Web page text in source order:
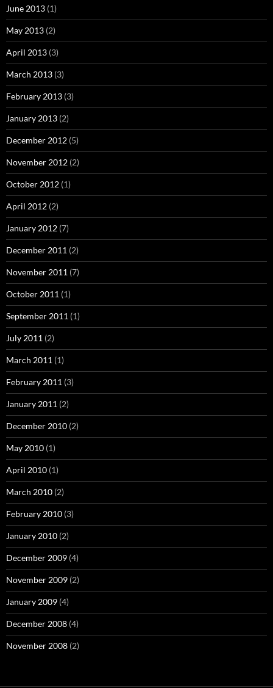
June 2013 (1)
May 2013 (2)
April 2013 (3)
March 2013 (3)
February 2013 (3)
January 2013 (2)
December 2012 (5)
November 2012 (2)
October 2012 (1)
April 2012 (2)
January 2012 (7)
December 2011 (2)
November 2011 (7)
October 2011 (1)
September 2011 (1)
July 2011 (2)
March 2011 (1)
February 2011 (3)
January 2011 (2)
December 2010 (2)
May 2010 (1)
April 2010 (1)
March 2010 (2)
February 2010 (3)
January 2010 (2)
December 2009 (4)
November 2009 (2)
January 2009 (4)
December 2008 (4)
November 2008 (2)